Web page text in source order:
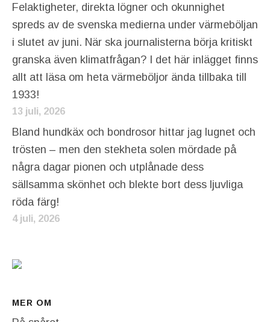
Felaktigheter, direkta lögner och okunnighet
spreds av de svenska medierna under värmeböljan
i slutet av juni. När ska journalisterna börja kritiskt
granska även klimatfrågan? I det här inlägget finns
allt att läsa om heta värmeböljor ända tillbaka till
1933!
13 juli, 2026
Bland hundkäx och bondrosor hittar jag lugnet och
trösten – men den stekheta solen mördade på
några dagar pionen och utplånade dess
sällsamma skönhet och blekte bort dess ljuvliga
röda färg!
4 juli, 2026
MER OM